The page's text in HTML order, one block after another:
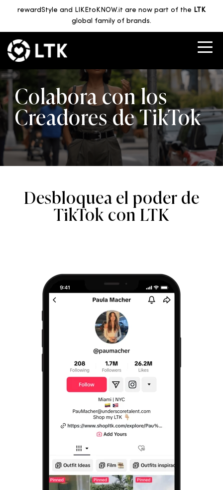
rewardStyle and LIKEtoKNOW.it are now part of the LTK
global family of brands.
Colabora con los
Creadores de TikTok
Desbloquea el poder de
TikTok con LTK